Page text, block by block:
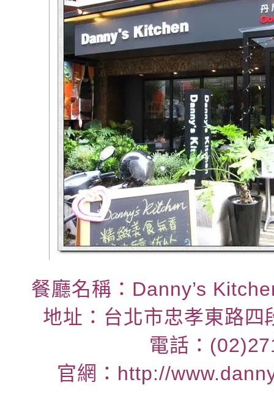
餐廳名稱：Danny’s
地址：台北市忠孝東路
電話：
官網： http://